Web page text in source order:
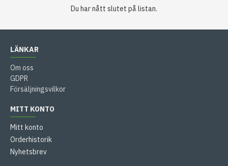
Du har nått slutet på listan.
LÄNKAR
Om oss
GDPR
Försäljningsvilkor
MITT KONTO
Mitt konto
Orderhistorik
Nyhetsbrev